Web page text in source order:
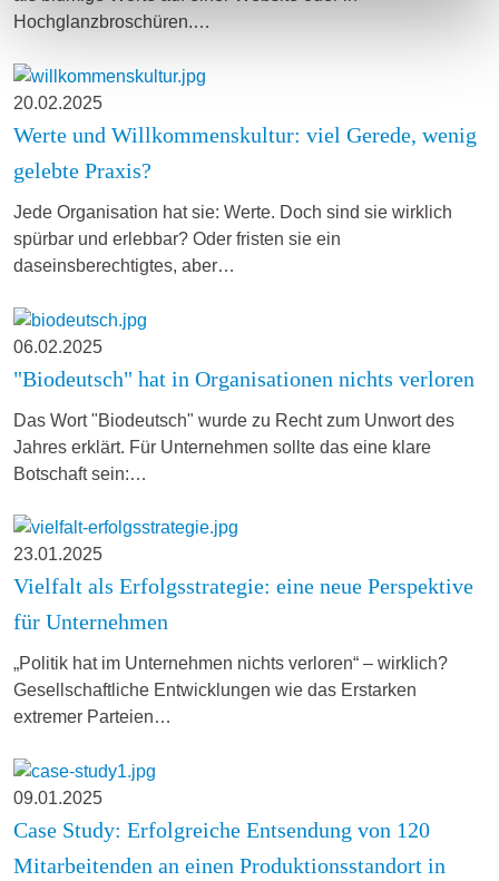
Hochglanzbroschüren.…
20.02.2025
Werte und Willkommenskultur: viel Gerede, wenig
gelebte Praxis?
Jede Organisation hat sie: Werte. Doch sind sie wirklich
spürbar und erlebbar? Oder fristen sie ein
daseinsberechtigtes, aber…
06.02.2025
"Biodeutsch" hat in Organisationen nichts verloren
Das Wort "Biodeutsch" wurde zu Recht zum Unwort des
Jahres erklärt. Für Unternehmen sollte das eine klare
Botschaft sein:…
23.01.2025
Vielfalt als Erfolgsstrategie: eine neue Perspektive
für Unternehmen
„Politik hat im Unternehmen nichts verloren“ – wirklich?
Gesellschaftliche Entwicklungen wie das Erstarken
extremer Parteien…
09.01.2025
Case Study: Erfolgreiche Entsendung von 120
Mitarbeitenden an einen Produktionsstandort in